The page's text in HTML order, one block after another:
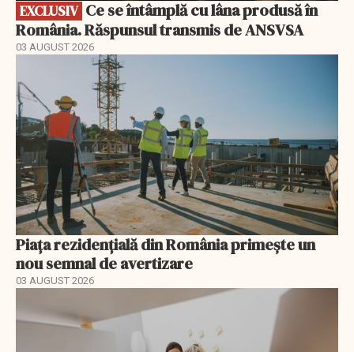
EXCLUSIV
România. Răspunsul transmis de ANSVSA
03 AUGUST 2026
Piața rezidențială din România primește un
nou semnal de avertizare
03 AUGUST 2026